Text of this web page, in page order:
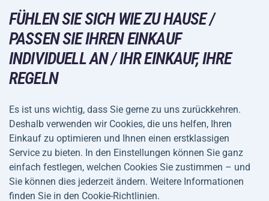
Großhandel
Einkaufsratgeber
Racketsportarten
Wintersport
Freizeit und Unterhaltung
Camping und Wandern
Fahrräder und Roller
Ballsportarten
Wassersport
Sportbekleidung und Accessoires
Acra-Garantie
Rückgabe und Reklamationen
VERSANDARTEN
ZAHLUNGSARTEN
Allgemeine
Geschäftsbedingungen
Datenschutz
FÜHLEN SIE SICH WIE ZU HAUSE /
PASSEN SIE IHREN EINKAUF
INDIVIDUELL AN / IHR EINKAUF, IHRE
REGELN
Es ist uns wichtig, dass Sie gerne zu uns zurückkehren.
Deshalb verwenden wir Cookies, die uns helfen, Ihren
Einkauf zu optimieren und Ihnen einen erstklassigen
Service zu bieten. In den Einstellungen können Sie ganz
einfach festlegen, welchen Cookies Sie zustimmen – und
Sie können dies jederzeit ändern. Weitere Informationen
finden Sie in den Cookie-Richtlinien.